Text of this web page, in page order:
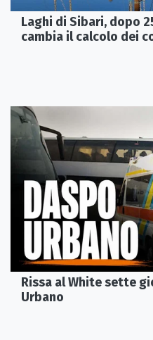
Laghi di Sibari, dopo
cambia il calcolo dei
Rissa al White sette
Urbano